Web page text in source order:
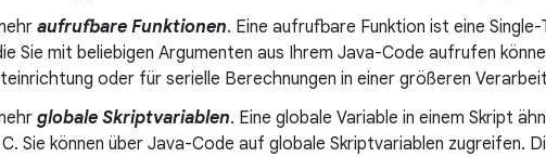
aufrufbare Funktionen. Eine aufrufbare Funktion ist eine
Sie mit beliebigen Argumenten aus Ihrem Java-Code aufrufen
oder für serielle Berechnungen in einer größeren
globale Skriptvariablen. Eine globale Variable in einem Skript
Sie können über Java-Code auf globale Skriptvariablen zugreifen.